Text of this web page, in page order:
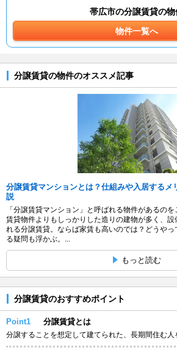
帯広市の分譲賃貸の物
物件一覧へ
分譲賃貸の物件のオススメ記事
分譲賃貸マンションとは？仕組みや入居するメ
説
「分譲賃貸マンション」と呼ばれる物件があるの
賃貸物件よりもしっかりした造りの建物が多く、
れる分譲賃貸。ならば家賃も高いのでは？どうや
る疑問も浮かぶ。...
もっと読む
分譲賃貸のおすすめポイント
Point1 分譲賃貸とは
分譲することを想定して建てられた、長期間住む人